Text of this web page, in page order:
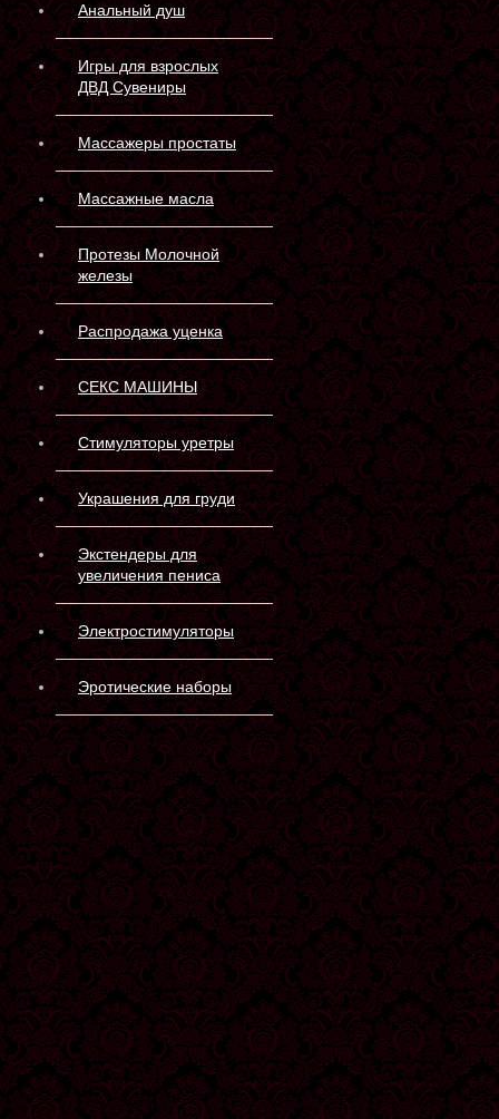
Анальный душ
Игры для взрослых
ДВД Сувениры
Массажеры простаты
Массажные масла
Протезы Молочной
железы
Распродажа уценка
СЕКС МАШИНЫ
Стимуляторы уретры
Украшения для груди
Экстендеры для
увеличения пениса
Электростимуляторы
Эротические наборы